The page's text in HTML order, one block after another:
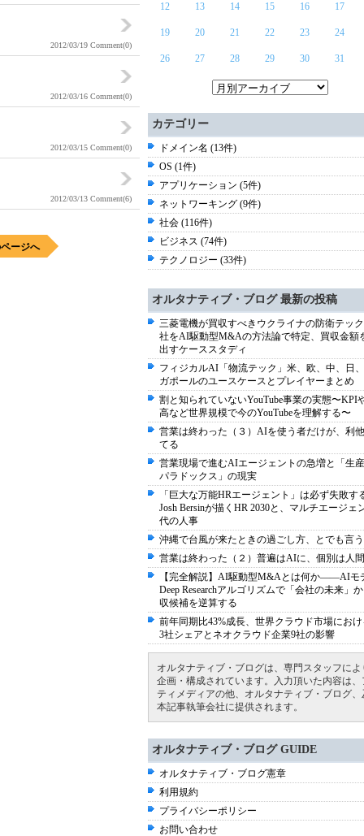
2012/03/19 Comment(0)
2012/03/16 Comment(0)
2012/03/15 Comment(0)
2012/03/13 Comment(6)
ージへ
12 13 14 15 16 17
19 20 21 22 23 24
26 27 28 29 30 31
カテゴリー
ドメイン名 (13件)
OS (1件)
アプリケーション (5件)
ネットワーキング (9件)
社会 (116件)
ビジネス (74件)
テクノロジー (33件)
オルタナティブ・ブログ 最新の投稿
三菱電機が買収すべきウクライナの防衛テッ
社をAI駆動型M&Aの方法論で特定、買収金額
出すケーススタディ
フィジカルAI「物流テック」米、欧、中、日
ガポールのユースケースとプレイヤーまとめ
割と知られていないYouTube事業の実態〜KPI
高など世界規模で今のYouTubeを理解する〜
営業は終わった（３）AIを使う者だけが、利
てる
営業現場で進むAIエージェントの急増と「生
パラドックス」の現実
「巨大な万能HRエージェント」は必ず失敗す
Josh Bersinが描くHR 2030と、マルチエージェ
代の人事
沖縄で台風が来たときの過ごし方、とでも言
営業は終わった（２）普遍はAIに、個別は人
【完全解説】AI駆動型M&Aとは何か――AIモ
Deep Researchアルゴリズムで「会社の未来」
収候補を逆算する
前年同期比43%成長、世界クラウド市場にお
3社シェアとネオクラウド企業9社の影響
オルタナティブ・ブログは、専門スタッフによ
企画・構成されています。入力頂いた内容は、
ティメディアの他、オルタナティブ・ブログ、
本記事執筆会社に提供されます。
オルタナティブ・ブログ GUIDE
オルタナティブ・ブログ憲章
利用規約
プライバシーポリシー
お問い合わせ